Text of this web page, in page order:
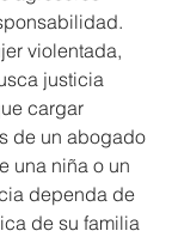
violentada,
justicia
cargar
de un abogado
una niña o un
dependa de
de su familia